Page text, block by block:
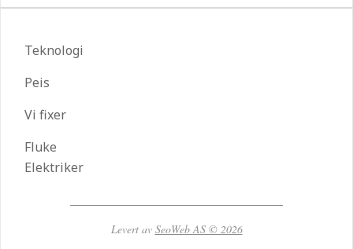
Teknologi
Peis
Vi fixer
Fluke
Elektriker
Levert av SeoWeb AS © 2026